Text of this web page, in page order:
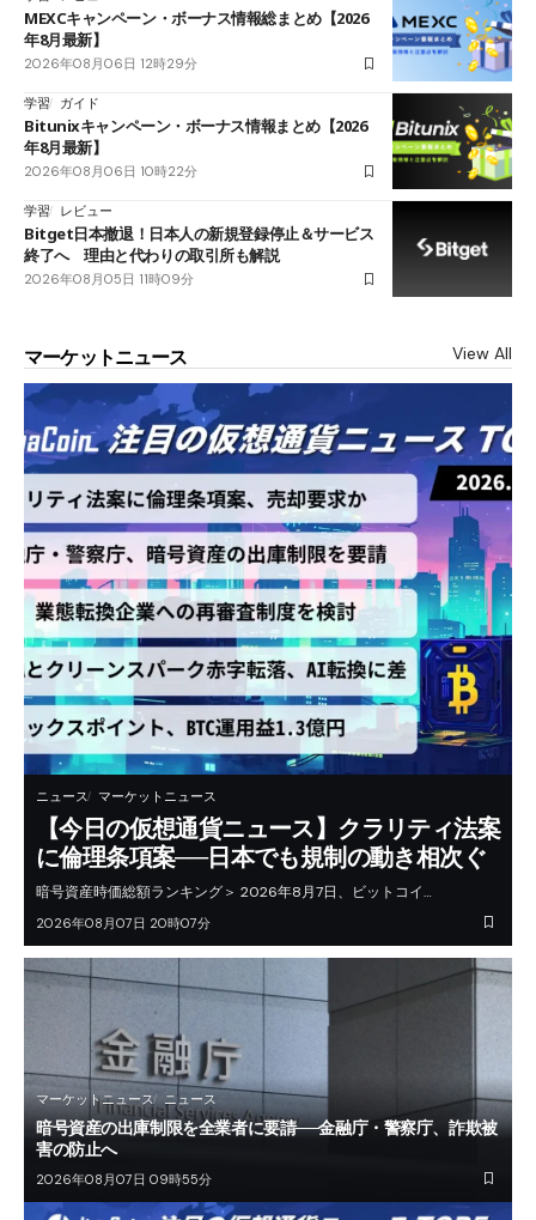
MEXCキャンペーン・ボーナス情報総まとめ【2026
年8月最新】
2026年08月06日 12時29分
学習 ガイド
Bitunixキャンペーン・ボーナス情報まとめ【2026
年8月最新】
2026年08月06日 10時22分
学習 レビュー
Bitget日本撤退！日本人の新規登録停止＆サービス
終了へ 理由と代わりの取引所も解説
2026年08月05日 11時09分
マーケットニュース View All
ニュース マーケットニュース
【今日の仮想通貨ニュース】クラリティ法案
に倫理条項案──日本でも規制の動き相次ぐ
暗号資産時価総額ランキング＞ 2026年8月7日、ビットコイ…
2026年08月07日 20時07分
マーケットニュース ニュース
暗号資産の出庫制限を全業者に要請──金融庁・警察庁、詐欺被
害の防止へ
2026年08月07日 09時55分